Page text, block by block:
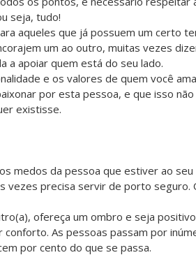
seja, tudo!
aqueles que já possuem um certo
um ao outro, muitas vezes
a apoiar quem está do seu lado.
e os valores de quem você
por esta pessoa, e que isso
existisse.
medos da pessoa que estiver ao
vezes precisa servir de porto seguro.
ofereça um ombro e seja
As pessoas passam por
por cento do que se passa.